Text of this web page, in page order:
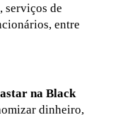
serviços de
entre
na Black
dinheiro,